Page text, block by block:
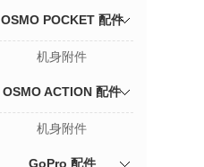
OSMO POCKET 配件
机身附件
OSMO ACTION 配件
机身附件
GoPro 配件